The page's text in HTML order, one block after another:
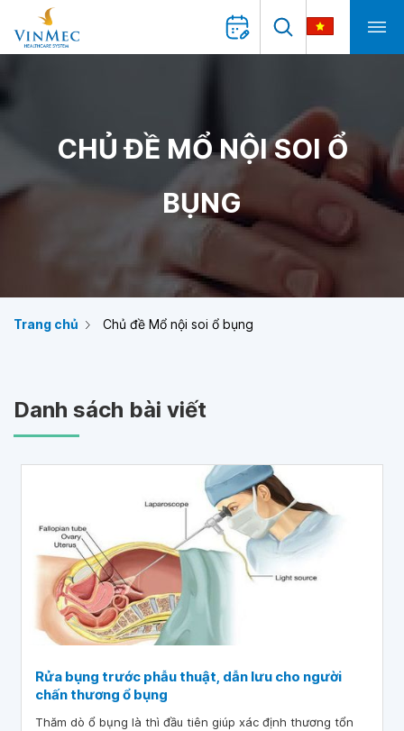
CHỦ ĐỀ MỔ NỘI SOI Ổ
BỤNG
Trang chủ Chủ đề Mổ nội soi ổ bụng
Danh sách bài viết
Rửa bụng trước phẫu thuật, dẫn lưu cho người
chấn thương ổ bụng
Thăm dò ổ bụng là thì đầu tiên giúp xác định thương tổn